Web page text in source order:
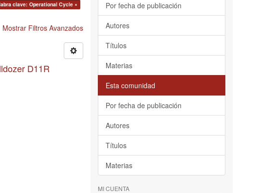
clave: Operational Cycle ×
Mostrar Filtros Avanzados
D11R
Por fecha de publicación
Autores
Títulos
Materias
Esta comunidad
Por fecha de publicación
Autores
Títulos
Materias
MI CUENTA